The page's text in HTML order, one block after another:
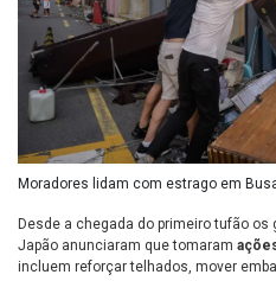
Moradores lidam com estrago em
Desde a chegada do primeiro tufão
Japão anunciaram que tomaram
incluem reforçar telhados, mover